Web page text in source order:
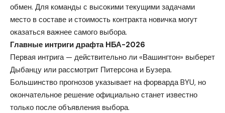
обмен. Для команды с высокими текущими задачами
место в составе и стоимость контракта новичка могут
оказаться важнее самого выбора.
Главные интриги драфта НБА-2026
Первая интрига — действительно ли «Вашингтон» выберет
Дыбанцу или рассмотрит Питерсона и Бузера.
Большинство прогнозов указывает на форварда BYU, но
окончательное решение официально станет известно
только после объявления выбора.